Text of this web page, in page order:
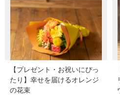
【プレゼント・お祝いにぴっ
たり】幸せを届けるオレンジ
の花束